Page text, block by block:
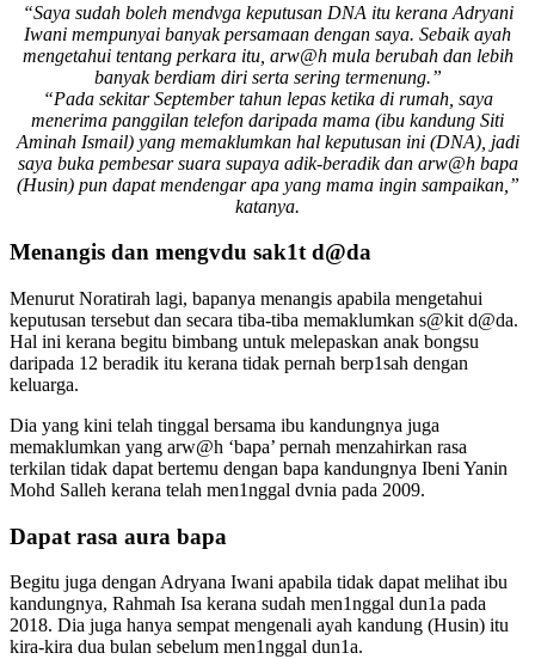
“Saya sudah boleh mendvga keputusan DNA itu kerana Adryani
Iwani mempunyai banyak persamaan dengan saya. Sebaik ayah
mengetahui tentang perkara itu, arw@h mula berubah dan lebih
banyak berdiam diri serta sering termenung.”
“Pada sekitar September tahun lepas ketika di rumah, saya
menerima panggilan telefon daripada mama (ibu kandung Siti
Aminah Ismail) yang memaklumkan hal keputusan ini (DNA), jadi
saya buka pembesar suara supaya adik-beradik dan arw@h bapa
(Husin) pun dapat mendengar apa yang mama ingin sampaikan,”
katanya.
Menangis dan mengvdu sak1t d@da
Menurut Noratirah lagi, bapanya menangis apabila mengetahui
keputusan tersebut dan secara tiba-tiba memaklumkan s@kit d@da.
Hal ini kerana begitu bimbang untuk melepaskan anak bongsu
daripada 12 beradik itu kerana tidak pernah berp1sah dengan
keluarga.
Dia yang kini telah tinggal bersama ibu kandungnya juga
memaklumkan yang arw@h ‘bapa’ pernah menzahirkan rasa
terkilan tidak dapat bertemu dengan bapa kandungnya Ibeni Yanin
Mohd Salleh kerana telah men1nggal dvnia pada 2009.
Dapat rasa aura bapa
Begitu juga dengan Adryana Iwani apabila tidak dapat melihat ibu
kandungnya, Rahmah Isa kerana sudah men1nggal dun1a pada
2018. Dia juga hanya sempat mengenali ayah kandung (Husin) itu
kira-kira dua bulan sebelum men1nggal dun1a.